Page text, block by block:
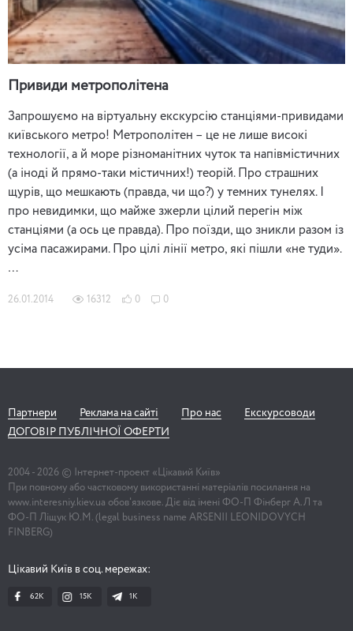
Привиди метрополітена
Запрошуємо на віртуальну екскурсію станціями-привидами
київського метро! Метрополітен – це не лише високі
технології, а й море різноманітних чуток та напівмістичних
(а іноді й прямо-таки містичних!) теорій. Про страшних
щурів, що мешкають (правда, чи що?) у темних тунелях. І
про невидимки, що майже зжерли цілий перегін між
станціями (а ось це правда). Про поїзди, що зникли разом із
усіма пасажирами. Про цілі лінії метро, ​​які пішли «не туди».
…
26.01.2014 16312 0 0
Партнери Реклама на сайті Про нас
Екскурсоводи
ДОГОВІР ПУБЛІЧНОЇ ОФЕРТИ
2004 - 2026 © Інтернет-проект «Цікавий Київ»
При повному або частковому використанні матеріалів посилання на
www.interesniy.kiev.ua обов'язкове. Діє від імені ФО-П Фінберг А.Л та
ФО-П Ліщук Ю.М. (legal business name ARSENII LEONIDOVYCH
FINBERG)
Цікавий Київ в соц. мережах:
62K 15K 1К